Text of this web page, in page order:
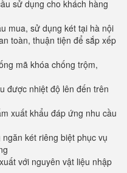
sử dụng cho khách hàng
mua, sử dụng két tại hà nội
toàn, thuận tiện để sắp xếp
mã khóa chống trộm,
được nhiệt độ lên đến trên
xuất khẩu đáp ứng nhu cầu
két riêng biệt phục vụ
với nguyên vật liệu nhập